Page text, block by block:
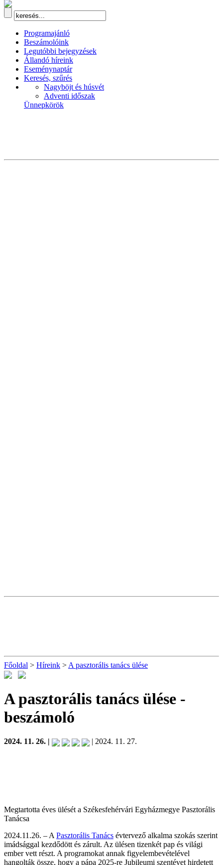
Programajánló
Beszámolóink
Legutóbbi bejegyzések
Állandó híreink
Eseménynaptár
Keresés, szűrés
Nagyböjt és húsvét
Adventi időszak
Ünnepkörök
Főoldal > Híreink > A pasztorális tanács ülése
A pasztorális tanács ülése -
beszámoló
2024. 11. 26. | | 2024. 11. 27.
Megtartotta éves ülését a Székesfehérvári Egyházmegye Pasztorális
Tanácsa
2024.11.26. – A Pasztorális Tanács évtervező alkalma szokás szerint
imádsággal kezdődött és zárult. Az ülésen tizenkét pap és világi
ember vett részt. A programokat annak figyelembevételével
hangolták össze, hogy a pápa 2025-re Jubileumi szentévet hirdetett